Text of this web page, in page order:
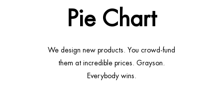
Pie Chart
We design new products. You crowd-fund
them at incredible prices. Grayson.
Everybody wins.